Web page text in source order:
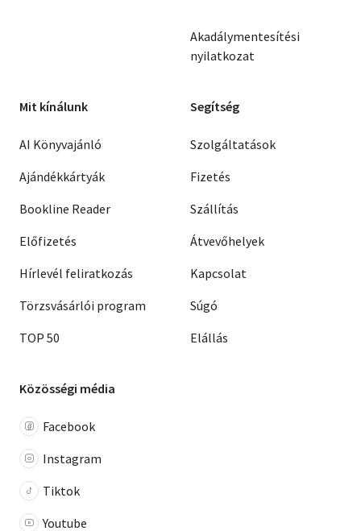
Akadálymentesítési
nyilatkozat
Mit kínálunk
AI Könyvajánló
Ajándékkártyák
Bookline Reader
Előfizetés
Hírlevél feliratkozás
Törzsvásárlói program
TOP 50
Segítség
Szolgáltatások
Fizetés
Szállítás
Átvevőhelyek
Kapcsolat
Súgó
Elállás
Közösségi média
Facebook
Instagram
Tiktok
Youtube